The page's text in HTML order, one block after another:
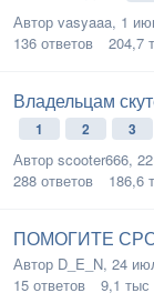
Автор vasyaaa, 1
136 ответов 204,7
Владельцам
1 2 3
Автор scooter666,
288 ответов 186,6
ПОМОГИТЕ
Автор D_E_N, 24
15 ответов 9,1 тыс